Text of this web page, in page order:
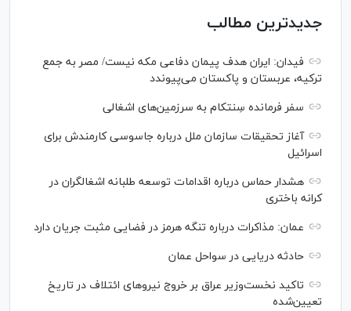
جدیدترین مطالب
فیدان: ایران هدف پیمان دفاعی مکه نیست/ مصر به جمع
ترکیه، عربستان و پاکستان می‌پیوندد
سفر فرمانده سِنتکام به سرزمین‌های اشغالی
آغاز تحقیقات سازمان ملل درباره جاسوسی کارمندش برای
اسرائیل
هشدار حماس درباره اقدامات توسعه طلبانه اشغالگران در
کرانه باختری
عمان: مذاکرات درباره تنگه هرمز در فضایی مثبت جریان دارد
حادثه دریایی در سواحل عمان
تاکید نخست‌وزیر عراق بر خروج نیروهای ائتلاف در تاریخ
تعیین‌شده